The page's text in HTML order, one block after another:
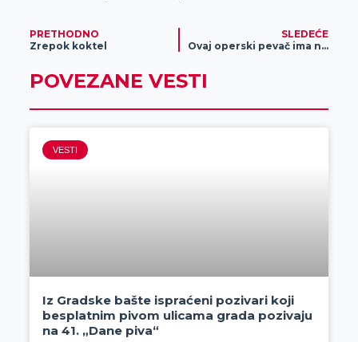
PRETHODNO
Zrepok koktel
SLEDEĆE
Ovaj operski pevač ima neobično zanimanje
POVEZANE VESTI
VESTI
Iz Gradske bašte ispraćeni pozivari koji
besplatnim pivom ulicama grada pozivaju
na 41. „Dane piva“